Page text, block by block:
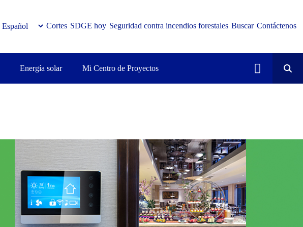
Cortes SDGE hoy Seguridad contra incendios forestales Buscar Contáctenos
Energía solar Mi Centro de Proyectos